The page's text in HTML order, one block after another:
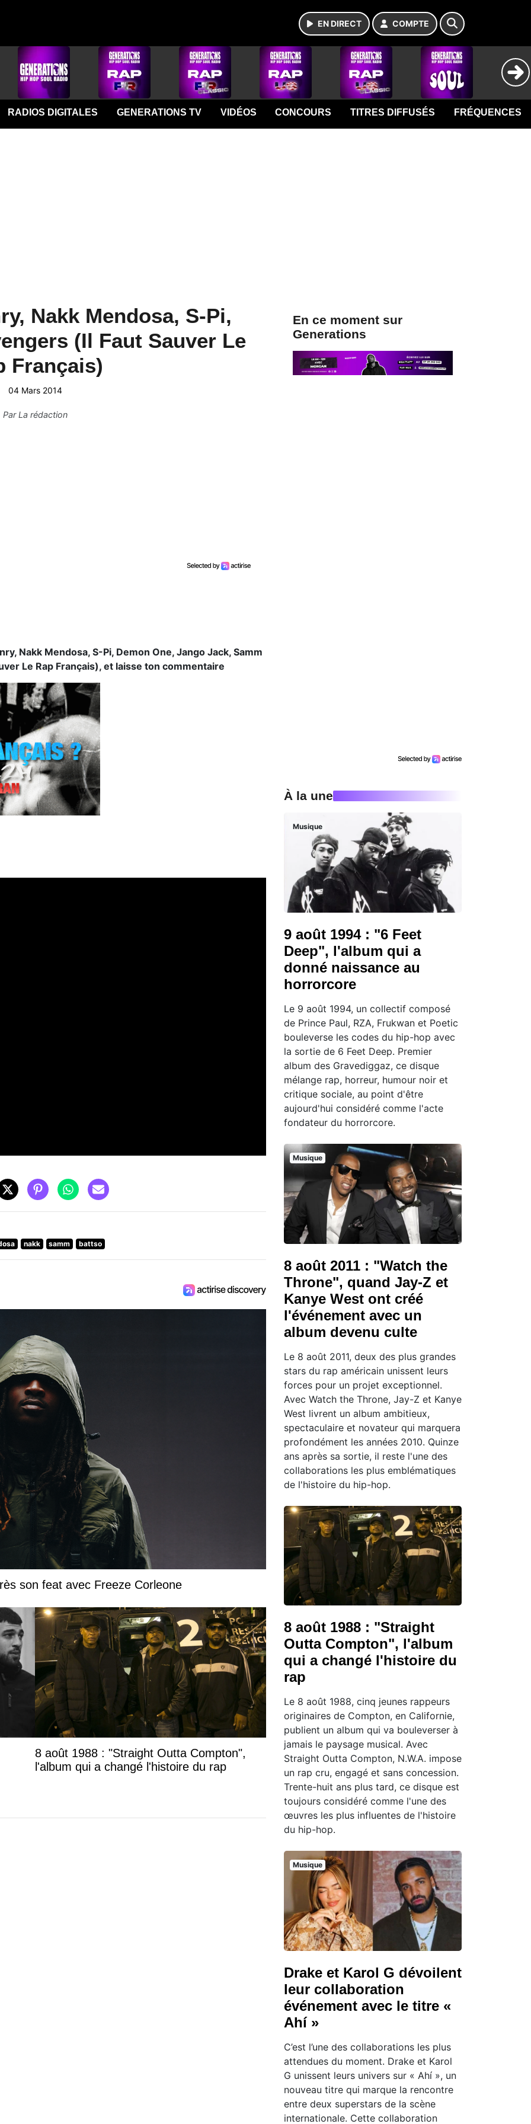
EN DIRECT COMPTE
RADIOS DIGITALES GENERATIONS TV VIDÉOS CONCOURS TITRES DIFFUSÉS FRÉQUENCES
Nakk Mendosa, S-Pi,
(Il Faut Sauver Le
Français)
04 Mars 2014
ParLa rédaction
Nakk Mendosa, S-Pi, Demon One, Jango Jack, Samm
Le Rap Français), et laisse ton commentaire
nakk samm battso
son feat avec Freeze Corleone
8 août 1988 : "Straight Outta Compton",
l'album qui a changé l'histoire du rap
En ce moment sur
Generations
À la une
Musique
9 août 1994 : "6 Feet
Deep", l'album qui a
donné naissance au
horrorcore
Le 9 août 1994, un collectif composé
de Prince Paul, RZA, Frukwan et Poetic
bouleverse les codes du hip-hop avec
la sortie de 6 Feet Deep. Premier
album des Gravediggaz, ce disque
mélange rap, horreur, humour noir et
critique sociale, au point d'être
aujourd'hui considéré comme l'acte
fondateur du horrorcore.
Musique
8 août 2011 : "Watch the
Throne", quand Jay-Z et
Kanye West ont créé
l'événement avec un
album devenu culte
Le 8 août 2011, deux des plus grandes
stars du rap américain unissent leurs
forces pour un projet exceptionnel.
Avec Watch the Throne, Jay-Z et Kanye
West livrent un album ambitieux,
spectaculaire et novateur qui marquera
profondément les années 2010. Quinze
ans après sa sortie, il reste l'une des
collaborations les plus emblématiques
de l'histoire du hip-hop.
8 août 1988 : "Straight
Outta Compton", l'album
qui a changé l'histoire du
rap
Le 8 août 1988, cinq jeunes rappeurs
originaires de Compton, en Californie,
publient un album qui va bouleverser à
jamais le paysage musical. Avec
Straight Outta Compton, N.W.A. impose
un rap cru, engagé et sans concession.
Trente-huit ans plus tard, ce disque est
toujours considéré comme l'une des
œuvres les plus influentes de l'histoire
du hip-hop.
Musique
Drake et Karol G dévoilent
leur collaboration
événement avec le titre «
Ahí »
C’est l’une des collaborations les plus
attendues du moment. Drake et Karol
G unissent leurs univers sur « Ahí », un
nouveau titre qui marque la rencontre
entre deux superstars de la scène
internationale. Cette collaboration